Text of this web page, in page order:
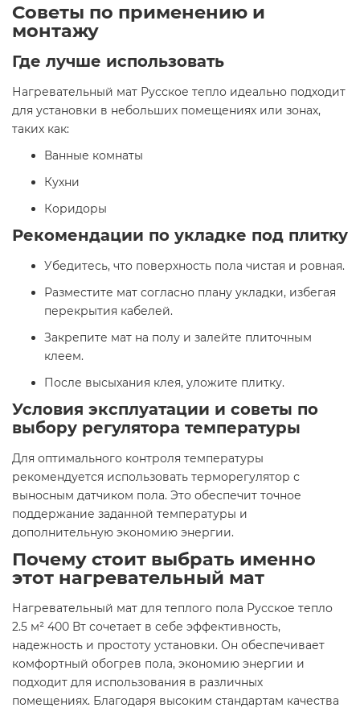
Советы по применению и
монтажу
Где лучше использовать
Нагревательный мат Русское тепло идеально подходит
для установки в небольших помещениях или зонах,
таких как:​
Ванные комнаты​
Кухни​
Коридоры​
Рекомендации по укладке под плитку
Убедитесь, что поверхность пола чистая и ровная.​
Разместите мат согласно плану укладки, избегая
перекрытия кабелей.​
Закрепите мат на полу и залейте плиточным
клеем.​
После высыхания клея, уложите плитку.​
Условия эксплуатации и советы по
выбору регулятора температуры
Для оптимального контроля температуры
рекомендуется использовать терморегулятор с
выносным датчиком пола. Это обеспечит точное
поддержание заданной температуры и
дополнительную экономию энергии.​
Почему стоит выбрать именно
этот нагревательный мат
Нагревательный мат для теплого пола Русское тепло
2.5 м² 400 Вт сочетает в себе эффективность,
надежность и простоту установки. Он обеспечивает
комфортный обогрев пола, экономию энергии и
подходит для использования в различных
помещениях. Благодаря высоким стандартам качества